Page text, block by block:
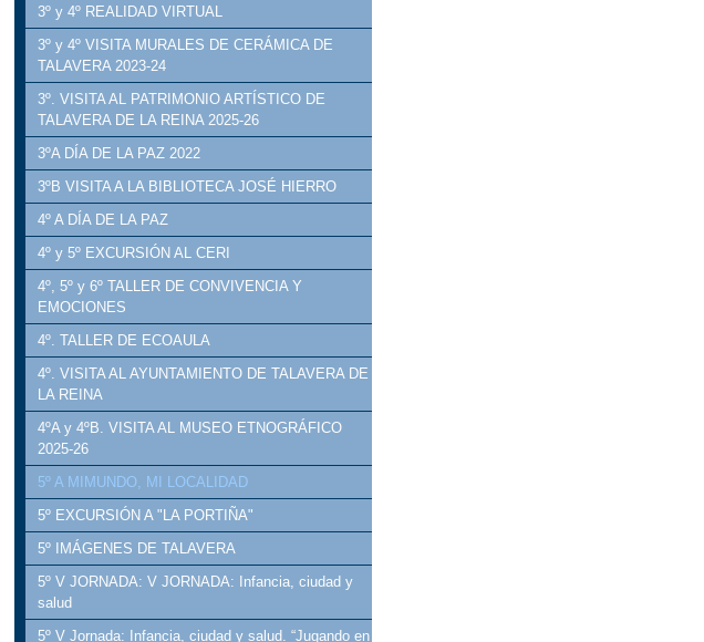
3º y 4º REALIDAD VIRTUAL
3º y 4º VISITA MURALES DE CERÁMICA DE
TALAVERA 2023-24
3º. VISITA AL PATRIMONIO ARTÍSTICO DE
TALAVERA DE LA REINA 2025-26
3ºA DÍA DE LA PAZ 2022
3ºB VISITA A LA BIBLIOTECA JOSÉ HIERRO
4º A DÍA DE LA PAZ
4º y 5º EXCURSIÓN AL CERI
4º, 5º y 6º TALLER DE CONVIVENCIA Y
EMOCIONES
4º. TALLER DE ECOAULA
4º. VISITA AL AYUNTAMIENTO DE TALAVERA DE
LA REINA
4ºA y 4ºB. VISITA AL MUSEO ETNOGRÁFICO
2025-26
5º A MIMUNDO, MI LOCALIDAD
5º EXCURSIÓN A "LA PORTIÑA"
5º IMÁGENES DE TALAVERA
5º V JORNADA: V JORNADA: Infancia, ciudad y
salud
5º V Jornada: Infancia, ciudad y salud. “Jugando en